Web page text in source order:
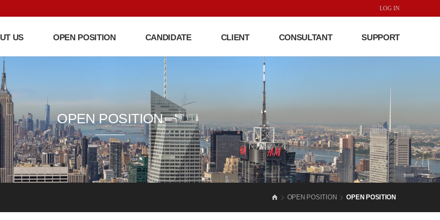
LOG IN
US OPEN POSITION CANDIDATE CLIENT CONSULTANT SUPPORT
OPEN POSITION OPEN POSITION
OPEN POSITION